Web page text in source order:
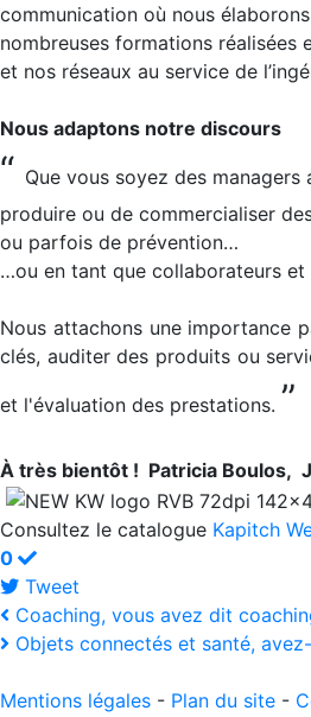
communication où nous
nombreuses formations
et nos réseaux au service de
Nous adaptons notre discours
“ Que vous soyez des
produire ou de commercialiser
ou parfois de prévention…
…ou en tant que collaborateurs
Nous attachons une importance
clés, auditer des produits ou
et l'évaluation des prestations. ”
À très bientôt ! Patricia Boulos,
Consultez le catalogue Kapitch
0
Tweet
pinterest
Coaching, vous avez dit
Objets connectés et santé,
Mentions légales - Plan du site -